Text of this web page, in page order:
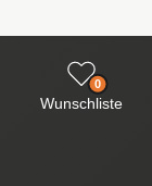
0
Wunschliste